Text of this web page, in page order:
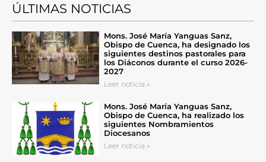
ÚLTIMAS NOTICIAS
Mons. José María Yanguas Sanz,
Obispo de Cuenca, ha designado los
siguientes destinos pastorales para
los Diáconos durante el curso 2026-
2027
Leer noticia »
Mons. José María Yanguas Sanz,
Obispo de Cuenca, ha realizado los
siguientes Nombramientos
Diocesanos
Leer noticia »